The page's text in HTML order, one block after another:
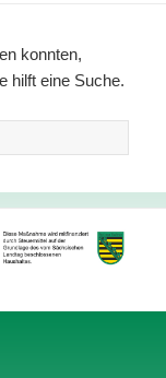
konnten,
hilft eine Suche.